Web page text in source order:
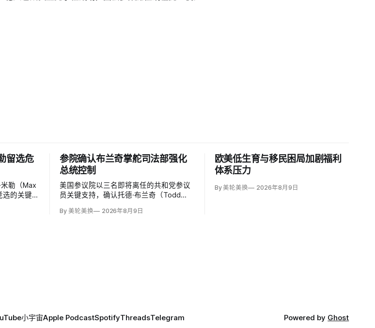
留选危
勒（Max
选的关键
被前妻艾
参院确认布兰奇掌舵司法部强化
总统控制
美国参议院以三名即将离任的共和党参议
员关键支持，确认托德·布兰奇（Todd
这位特朗普前私人刑事辩护律师因获总统
By 美轮美换 2026年8月9日
欧美低生育与移民困局加剧福利
体系压力
By 美轮美换 2026年8月9日
小宇宙Apple PodcastSpotifyThreadsTelegram Powered by Ghost